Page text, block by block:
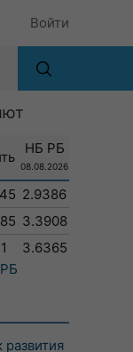
Войти
НБ РБ
08.08.2026
2.9386
3.3908
3.6365